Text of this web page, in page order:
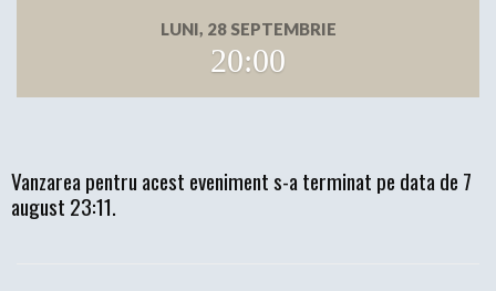
LUNI, 28 SEPTEMBRIE
20:00
Vanzarea pentru acest eveniment s-a terminat pe data de 7
august 23:11.